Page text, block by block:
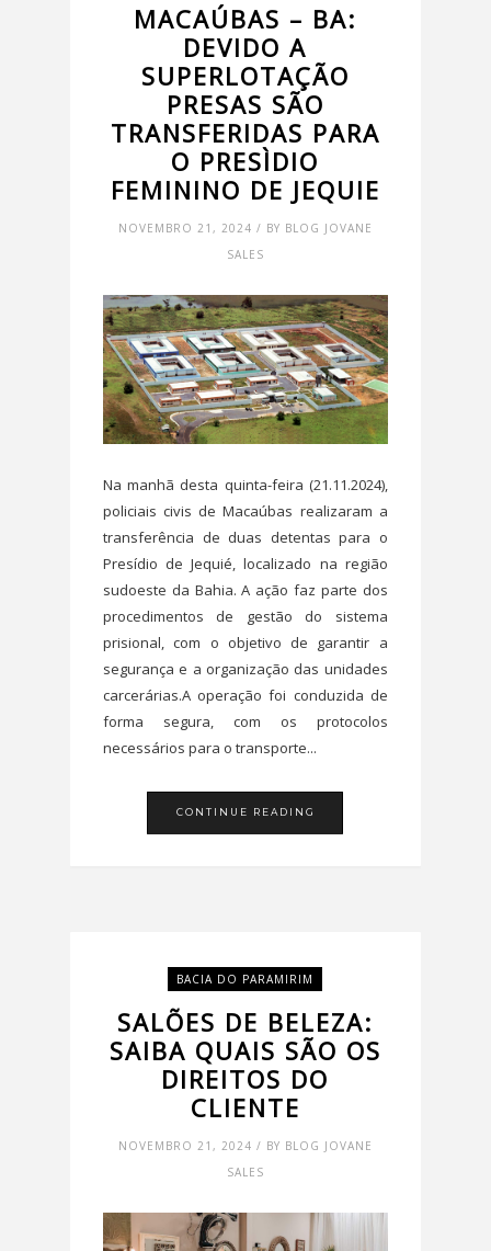
MACAÚBAS – BA:
DEVIDO A
SUPERLOTAÇÃO
PRESAS SÃO
TRANSFERIDAS PARA
O PRESÌDIO
FEMININO DE JEQUIE
NOVEMBRO 21, 2024 / BY BLOG JOVANE
SALES
Na manhã desta quinta-feira (21.11.2024),
policiais civis de Macaúbas realizaram a
transferência de duas detentas para o
Presídio de Jequié, localizado na região
sudoeste da Bahia. A ação faz parte dos
procedimentos de gestão do sistema
prisional, com o objetivo de garantir a
segurança e a organização das unidades
carcerárias.A operação foi conduzida de
forma segura, com os protocolos
necessários para o transporte...
CONTINUE READING
BACIA DO PARAMIRIM
SALÕES DE BELEZA:
SAIBA QUAIS SÃO OS
DIREITOS DO
CLIENTE
NOVEMBRO 21, 2024 / BY BLOG JOVANE
SALES